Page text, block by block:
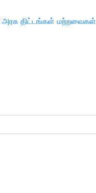
அரசு திட்டங்கள் மற்றவைகள்